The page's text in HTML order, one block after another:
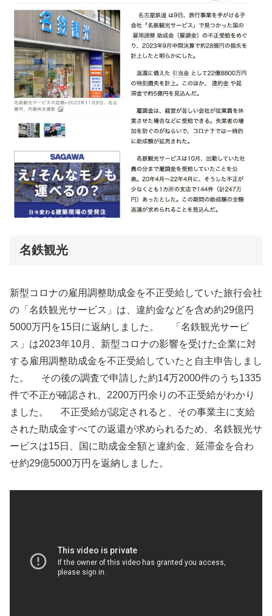
名鉄観光
新型コロナの雇用調整助成金を不正受給していた旅行会社
の「名鉄観光サービス」は、違約金などを含め約29億円
5000万円を15日に返納しました。 「名鉄観光サービ
ス」は2023年10月、新型コロナの影響を受けた企業に対
する雇用調整助成金を不正受給していたと自主申告しまし
た。 その後の調査で申請した約14万2000件のうち1335
件で不正が確認され、2200万円余りの不正受給がわかり
ました。 不正受給が認定されると、その事業主に支給
された助成金すべての返還が求められるため、名鉄観光サ
ービスは15日、国に助成金全額と違約金、延滞金を合わ
せ約29億5000万円を返納しました。